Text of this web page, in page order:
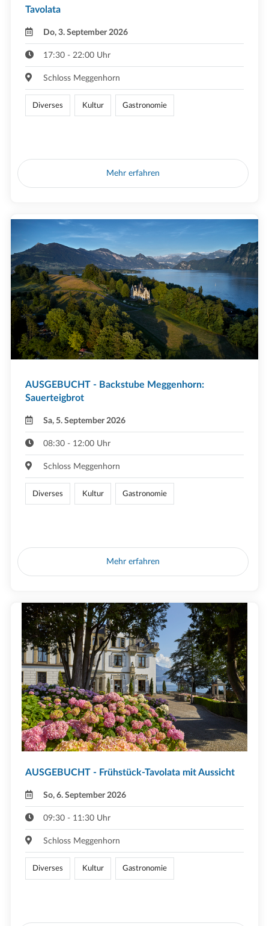
Tavolata
Do, 3. September 2026
17:30 - 22:00 Uhr
Schloss Meggenhorn
Diverses Kultur Gastronomie
Mehr erfahren
AUSGEBUCHT - Backstube Meggenhorn:
Sauerteigbrot
Sa, 5. September 2026
08:30 - 12:00 Uhr
Schloss Meggenhorn
Diverses Kultur Gastronomie
Mehr erfahren
AUSGEBUCHT - Frühstück-Tavolata mit Aussicht
So, 6. September 2026
09:30 - 11:30 Uhr
Schloss Meggenhorn
Diverses Kultur Gastronomie